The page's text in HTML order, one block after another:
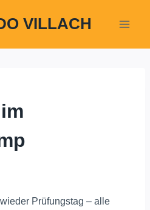
VILLACH
Prüfungstag – alle